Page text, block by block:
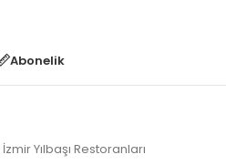
Abonelik
İzmir Yılbaşı Restoranları